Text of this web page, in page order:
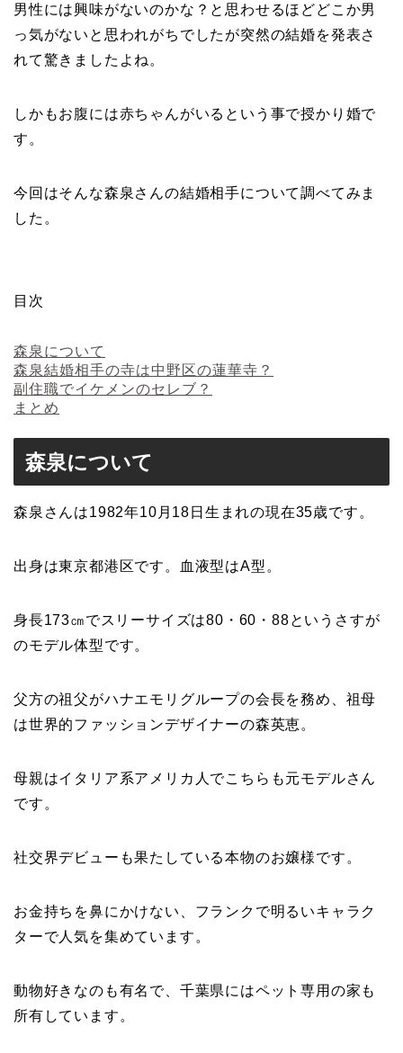
男性には興味がないのかな？と思わせるほどどこか男
っ気がないと思われがちでしたが突然の結婚を発表さ
れて驚きましたよね。
しかもお腹には赤ちゃんがいるという事で授かり婚で
す。
今回はそんな森泉さんの結婚相手について調べてみま
した。
目次
森泉について
森泉結婚相手の寺は中野区の蓮華寺？
副住職でイケメンのセレブ？
まとめ
森泉について
森泉さんは1982年10月18日生まれの現在35歳です。
出身は東京都港区です。血液型はA型。
身長173㎝でスリーサイズは80・60・88というさすが
のモデル体型です。
父方の祖父がハナエモリグループの会長を務め、祖母
は世界的ファッションデザイナーの森英恵。
母親はイタリア系アメリカ人でこちらも元モデルさん
です。
社交界デビューも果たしている本物のお嬢様です。
お金持ちを鼻にかけない、フランクで明るいキャラク
ターで人気を集めています。
動物好きなのも有名で、千葉県にはペット専用の家も
所有しています。